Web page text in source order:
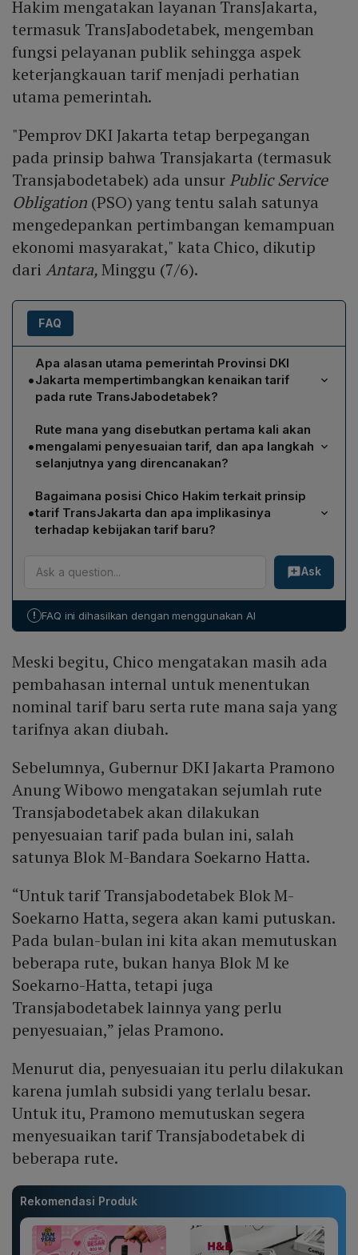
Hakim mengatakan layanan TransJakarta,
termasuk TransJabodetabek, mengemban
fungsi pelayanan publik sehingga aspek
keterjangkauan tarif menjadi perhatian
utama pemerintah.
"Pemprov DKI Jakarta tetap berpegangan
pada prinsip bahwa Transjakarta (termasuk
Transjabodetabek) ada unsur Public Service
Obligation (PSO) yang tentu salah satunya
mengedepankan pertimbangan kemampuan
ekonomi masyarakat," kata Chico, dikutip
dari Antara,Minggu (7/6).
FAQ
•
Apa alasan utama pemerintah Provinsi DKI
Jakarta mempertimbangkan kenaikan tarif
pada rute TransJabodetabek?
Pemerintah menilai subsidi yang diberikan kepada
layanan TransJabodetabek terlalu besar, sehingga
berpotensi membebani anggaran daerah. Oleh karena
itu, penyesuaian tarif dianggap perlu untuk
menyeimbangkan pemberian subsidi dengan
kemampuan ekonomi pengguna, sambil tetap
menjunjung prinsip Public Service Obligation (PSO)
•
Rute mana yang disebutkan pertama kali akan
mengalami penyesuaian tarif, dan apa langkah
selanjutnya yang direncanakan?
Rute yang pertama kali disebutkan ialah
Blok M‑Bandara Soekarno‑Hatta. Gubernur Pramono
menegaskan bahwa keputusan tersebut akan segera
diambil, dan dalam beberapa bulan ke depan
pemerintah akan menetapkan penyesuaian tarif untuk
rute TransJabodetabek lainnya yang juga memerlukan
•
Bagaimana posisi Chico Hakim terkait prinsip
tarif TransJakarta dan apa implikasinya
terhadap kebijakan tarif baru?
Chico Hakim menegaskan bahwa TransJakarta,
termasuk layanan TransJabodetabek, beroperasi
dengan basis Public Service Obligation (PSO) yang
mengingatkan bahwa penetapan tarif baru akan tetap
meskipun ada pembahasan internal untuk menentukan
nominal dan rute yang akan disesuaikan.
Ask
! FAQ ini dihasilkan dengan menggunakan AI
Meski begitu, Chico mengatakan masih ada
pembahasan internal untuk menentukan
nominal tarif baru serta rute mana saja yang
tarifnya akan diubah.
Sebelumnya, Gubernur DKI Jakarta Pramono
Anung Wibowo mengatakan sejumlah rute
Transjabodetabek akan dilakukan
penyesuaian tarif pada bulan ini, salah
satunya Blok M-Bandara Soekarno Hatta.
“Untuk tarif Transjabodetabek Blok M-
Soekarno Hatta, segera akan kami putuskan.
Pada bulan-bulan ini kita akan memutuskan
beberapa rute, bukan hanya Blok M ke
Soekarno-Hatta, tetapi juga
Transjabodetabek lainnya yang perlu
penyesuaian,” jelas Pramono.
Menurut dia, penyesuaian itu perlu dilakukan
karena jumlah subsidi yang terlalu besar.
Untuk itu, Pramono memutuskan segera
menyesuaikan tarif Transjabodetabek di
beberapa rute.
Rekomendasi Produk